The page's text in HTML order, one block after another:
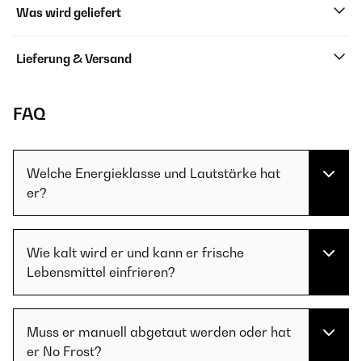
Was wird geliefert
Lieferung & Versand
FAQ
Welche Energieklasse und Lautstärke hat
er?
Wie kalt wird er und kann er frische
Lebensmittel einfrieren?
Muss er manuell abgetaut werden oder hat
er No Frost?